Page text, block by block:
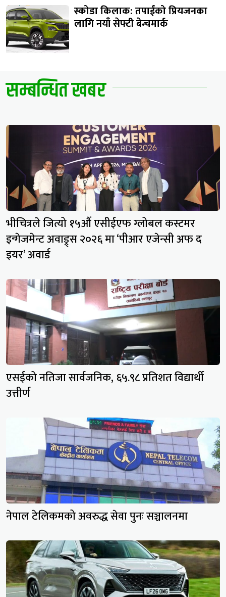
स्कोडा किलाक: तपाईंको प्रियजनका
लागि नयाँ सेफ्टी बेन्चमार्क
सम्बन्धित खबर
भीचित्रले जित्यो १५औं एसीईएफ ग्लोबल कस्टमर
इन्गेजमेन्ट अवाड्र्स २०२६ मा ‘पीआर एजेन्सी अफ द
इयर’ अवार्ड
एसईको नतिजा सार्वजनिक, ६५.९८ प्रतिशत विद्यार्थी
उत्तीर्ण
नेपाल टेलिकमको अवरुद्ध सेवा पुनः सञ्चालनमा